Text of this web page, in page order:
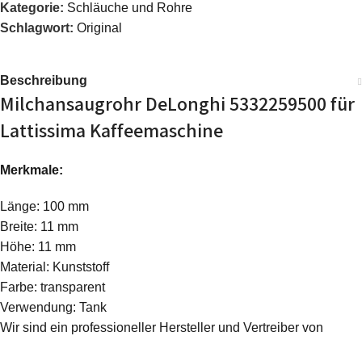
Kategorie: Schläuche und Rohre
Schlagwort: Original
Beschreibung
Milchansaugrohr DeLonghi 5332259500 für
Lattissima Kaffeemaschine
Merkmale:
Länge: 100 mm
Breite: 11 mm
Höhe: 11 mm
Material: Kunststoff
Farbe: transparent
Verwendung: Tank
Wir sind ein professioneller Hersteller und Vertreiber von